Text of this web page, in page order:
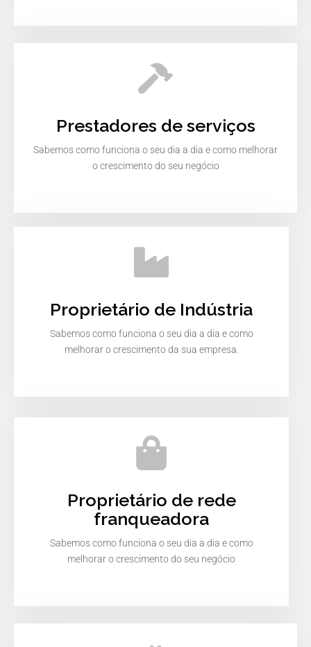
Prestadores de serviços
Sabemos como funciona o seu dia a dia e como melhorar
o crescimento do seu negócio
Proprietário de Indústria
Sabemos como funciona o seu dia a dia e como
melhorar o crescimento da sua empresa.
Proprietário de rede
franqueadora
Sabemos como funciona o seu dia a dia e como
melhorar o crescimento do seu negócio